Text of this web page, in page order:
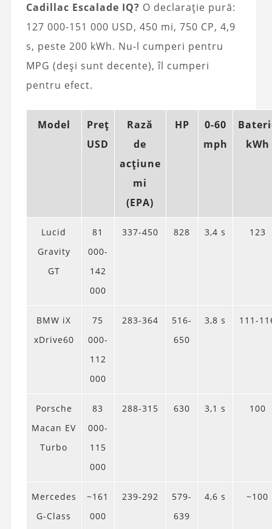
Cadillac Escalade IQ? O declarație pură:
127 000-151 000 USD, 450 mi, 750 CP, 4,9
s, peste 200 kWh. Nu-l cumperi pentru
MPG (deși sunt decente), îl cumperi
pentru efect.
Model
Preț
USD
Rază
de
acțiune
mi
(EPA)
HP
0-60
mph
kWh
Lucid
Gravity
GT
81
000-
142
000
337-450 828 3,4 s 123
BMW iX
xDrive60
75
000-
112
000
283-364
516-
650
3,8 s 111-
Porsche
Macan EV
Turbo
83
000-
115
000
288-315 630 3,1 s 100
Mercedes
G‑Class
~161
000
239-292
579-
639
4,6 s ~100